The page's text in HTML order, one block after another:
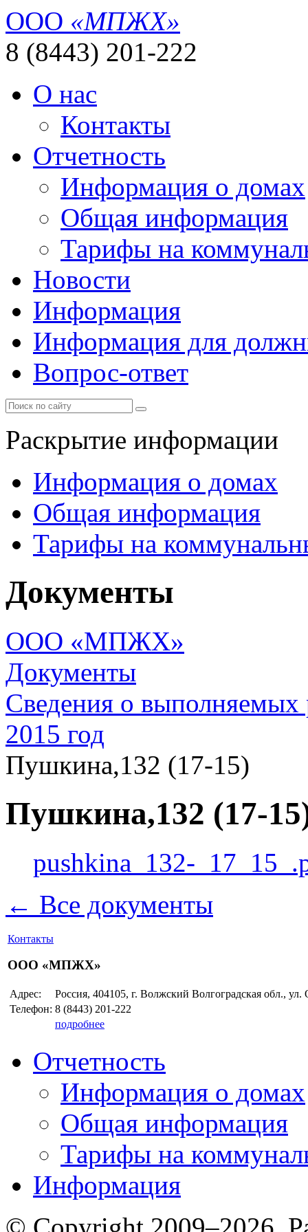
ООО «МПЖХ»
8 (8443) 201-222
О нас
Контакты
Отчетность
Информация о домах
Общая информация
Тарифы на
Новости
Информация
Информация для
Вопрос-ответ
Раскрытие информации
Информация о домах
Общая информация
Тарифы на
Документы
ООО «МПЖХ»
Документы
Сведения о выполняемых
2015 год
Пушкина,132 (17-15)
Пушкина,132 (17-
pushkina_132-
← Все документы
Контакты
ООО «МПЖХ»
Адрес:
Россия, 404105, г. Волжский Волгоградская обл., ул.
Телефон: 8 (8443) 201-222
подробнее
Отчетность
Информация о домах
Общая информация
Тарифы на
Информация